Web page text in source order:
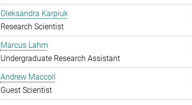
Oleksandra Karpiuk
Research Scientist
Marcus Lahm
Undergraduate Research Assistant
Andrew Maccoll
Guest Scientist